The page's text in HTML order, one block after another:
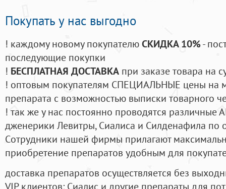
Покупать у нас выгодно
! каждому новому покупателюСКИДКА 10%-
последующие покупки
! БЕСПЛАТНАЯ ДОСТАВКА при заказе товара на
! оптовым покупателям СПЕЦИАЛЬНЫЕ цены на
препарата с возможностью выписки товарного
! так же у нас постоянно проводятся
дженерики Левитры, Сиалиса и Силденафила по
Cотрудники нашей фирмы прилагают
приобретение препаратов удобным для
доставка препаратов осуществляется без